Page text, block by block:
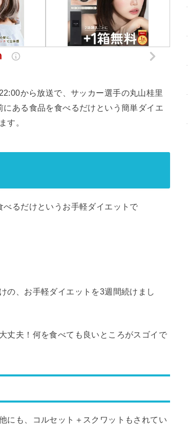
から放送で、サッカー選手の丸山桂里
ある食品を食べるだけという簡単ダイエ
す。
るだけというお手軽ダイエットで
の、お手軽ダイエットを3週間続けまし
丈夫！何を食べても良いところがスゴイで
にも、コルセット＋スクワットもされてい